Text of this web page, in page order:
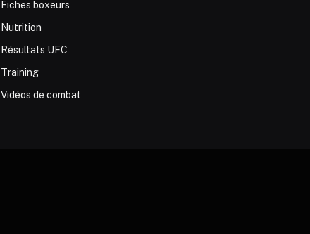
Fiches boxeurs
Nutrition
Résultats UFC
Training
Vidéos de combat